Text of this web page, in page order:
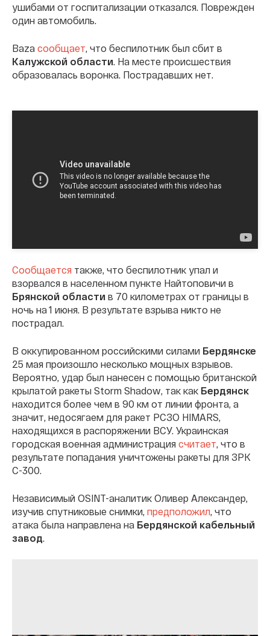
ушибами от госпитализации отказался. Поврежден
один автомобиль.
Baza сообщает , что беспилотник был сбит в
Калужской области На месте происшествия
образовалась воронка. Пострадавших нет.
Сообщается также, что беспилотник упал и
взорвался в населенном пункте Найтоповичи в
Брянской области в 70 километрах от границы в
ночь на 1 июня. В результате взрыва никто не
пострадал.
В оккупированном российскими силами Бердянске
25 мая произошло несколько мощных взрывов.
Вероятно, удар был нанесен с помощью британской
крылатой ракеты Storm Shadow, так как Бердянск
находится более чем в 90 км от линии фронта, а
значит, недосягаем для ракет РСЗО HIMARS,
находящихся в распоряжении ВСУ. Украинская
городская военная администрация считает, что в
результате попадания уничтожены ракеты для ЗРК
С-300.
Независимый OSINT-аналитик Оливер Александер,
изучив спутниковые снимки, предположил, что
атака была направлена на Бердянской кабельный
завод.